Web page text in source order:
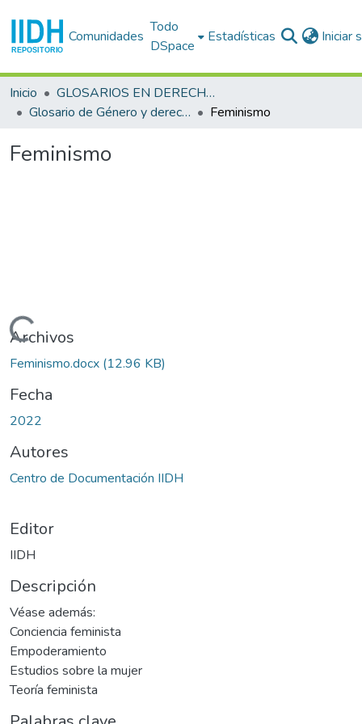
Comunidades
Todo
DSpace
Estadísticas Iniciar
Inicio
GLOSARIOS EN DERECHOS HUMANOS
Glosario de Género y derechos humanos
Feminismo
Feminismo
Cargando...
Archivos
Feminismo.docx (12.96 KB)
Fecha
2022
Autores
Centro de Documentación IIDH
Editor
IIDH
Descripción
Véase además:
Conciencia feminista
Empoderamiento
Estudios sobre la mujer
Teoría feminista